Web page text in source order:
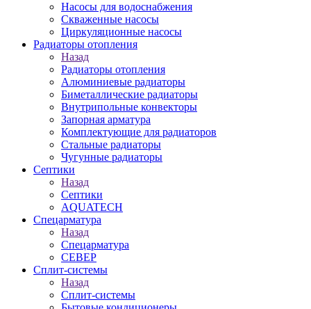
Насосы для водоснабжения
Скваженные насосы
Циркуляционные насосы
Радиаторы отопления
Назад
Радиаторы отопления
Алюминиевые радиаторы
Биметаллические радиаторы
Внутрипольные конвекторы
Запорная арматура
Комплектующие для радиаторов
Стальные радиаторы
Чугунные радиаторы
Септики
Назад
Септики
AQUATECH
Спецарматура
Назад
Спецарматура
СЕВЕР
Сплит-системы
Назад
Сплит-системы